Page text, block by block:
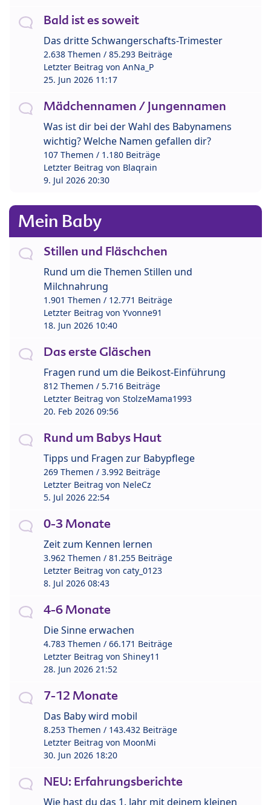
Bald ist es soweit
Das dritte Schwangerschafts-Trimester
2.638 Themen / 85.293 Beiträge
Letzter Beitrag von AnNa_P
25. Jun 2026 11:17
Mädchennamen / Jungennamen
Was ist dir bei der Wahl des Babynamens
wichtig? Welche Namen gefallen dir?
107 Themen / 1.180 Beiträge
Letzter Beitrag von Blaqrain
9. Jul 2026 20:30
Mein Baby
Stillen und Fläschchen
Rund um die Themen Stillen und
Milchnahrung
1.901 Themen / 12.771 Beiträge
Letzter Beitrag von Yvonne91
18. Jun 2026 10:40
Das erste Gläschen
Fragen rund um die Beikost-Einführung
812 Themen / 5.716 Beiträge
Letzter Beitrag von StolzeMama1993
20. Feb 2026 09:56
Rund um Babys Haut
Tipps und Fragen zur Babypflege
269 Themen / 3.992 Beiträge
Letzter Beitrag von NeleCz
5. Jul 2026 22:54
0-3 Monate
Zeit zum Kennen lernen
3.962 Themen / 81.255 Beiträge
Letzter Beitrag von caty_0123
8. Jul 2026 08:43
4-6 Monate
Die Sinne erwachen
4.783 Themen / 66.171 Beiträge
Letzter Beitrag von Shiney11
28. Jun 2026 21:52
7-12 Monate
Das Baby wird mobil
8.253 Themen / 143.432 Beiträge
Letzter Beitrag von MoonMi
30. Jun 2026 18:20
NEU: Erfahrungsberichte
Wie hast du das 1. Jahr mit deinem kleinen